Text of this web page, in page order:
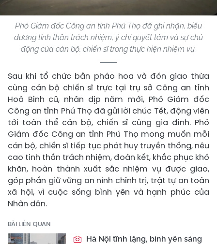
Phó Giám đốc Công an tỉnh Phú Thọ đã ghi nhận, biểu
dương tinh thần trách nhiệm, ý chí quyết tâm và sự chủ
động của cán bộ, chiến sĩ trong thực hiện nhiệm vụ.
Sau khi tổ chức bắn pháo hoa và đón giao thừa
cùng cán bộ chiến sĩ trực tại trụ sở Công an tỉnh
Hoà Bình cũ, nhân dịp năm mới, Phó Giám đốc
Công an tỉnh Phú Thọ đã gửi lời chúc Tết, động viên
tới toàn thể cán bộ, chiến sĩ cùng gia đình. Phó
Giám đốc Công an tỉnh Phú Thọ mong muốn mỗi
cán bộ, chiến sĩ tiếp tục phát huy truyền thống, nêu
cao tinh thần trách nhiệm, đoàn kết, khắc phục khó
khăn, hoàn thành xuất sắc nhiệm vụ được giao,
góp phần giữ vững an ninh chính trị, trật tự an toàn
xã hội, vì cuộc sống bình yên và hạnh phúc của
Nhân dân.
BÀI LIÊN QUAN
Hà Nội tĩnh lặng, bình yên sáng